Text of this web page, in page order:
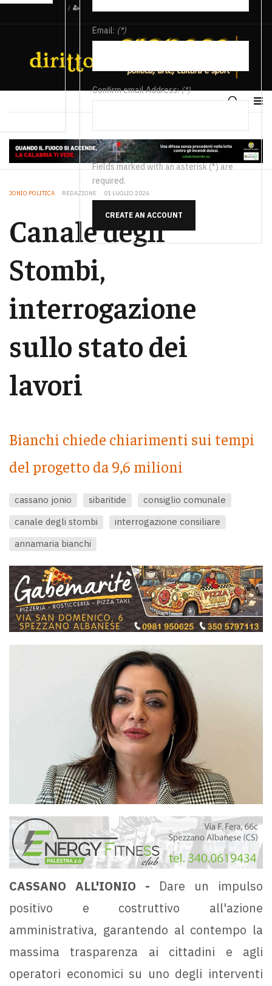
/
Email: (*)
Confirm email Address:(*)
Fields marked with an asterisk (*) are
required.
CREATE AN ACCOUNT
JONIO POLITICA REDAZIONE 01 LUGLIO 2026
Canale degli
Stombi,
interrogazione
sullo stato dei
lavori
Bianchi chiede chiarimenti sui tempi
del progetto da 9,6 milioni
cassano jonio sibaritide
consiglio comunale
canale degli stombi
interrogazione consiliare
annamaria bianchi
CASSANO ALL'IONIO - Dare un impulso
positivo e costruttivo all'azione
amministrativa, garantendo al contempo la
massima trasparenza ai cittadini e agli
operatori economici su uno degli interventi